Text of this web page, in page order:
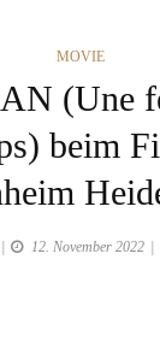
CATEGORIES
MOVIE
(Une
beim
12. November 2022